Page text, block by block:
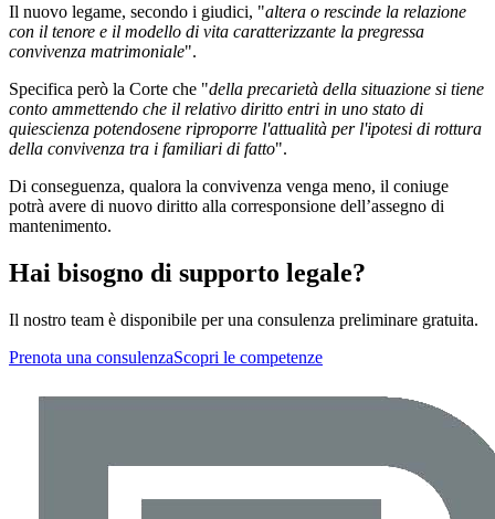
Il nuovo legame, secondo i giudici, "altera o rescinde la relazione
con il tenore e il modello di vita caratterizzante la pregressa
convivenza matrimoniale".
Specifica però la Corte che "della precarietà della situazione si tiene
conto ammettendo che il relativo diritto entri in uno stato di
quiescienza potendosene riproporre l'attualità per l'ipotesi di rottura
della convivenza tra i familiari di fatto".
Di conseguenza, qualora la convivenza venga meno, il coniuge
potrà avere di nuovo diritto alla corresponsione dell’assegno di
mantenimento.
Hai bisogno di supporto legale?
Il nostro team è disponibile per una consulenza preliminare gratuita.
Prenota una consulenzaScopri le competenze